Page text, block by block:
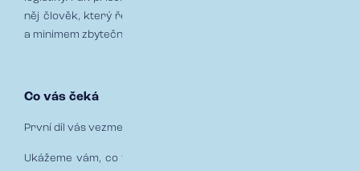
něj člověk, který řeší složitá rizika s přehledem, nadhledem
a minimem zbytečných slov.
Co vás čeká
První díl vás vezme přímo do zákulisí oddělení Placement.
Ukážeme vám, co všechno se děje mezi zadáním a finálním